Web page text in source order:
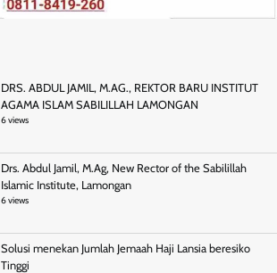
DRS. ABDUL JAMIL, M.AG., REKTOR BARU INSTITUT
AGAMA ISLAM SABILILLAH LAMONGAN
6 views
Drs. Abdul Jamil, M.Ag, New Rector of the Sabilillah
Islamic Institute, Lamongan
6 views
Solusi menekan Jumlah Jemaah Haji Lansia beresiko
Tinggi